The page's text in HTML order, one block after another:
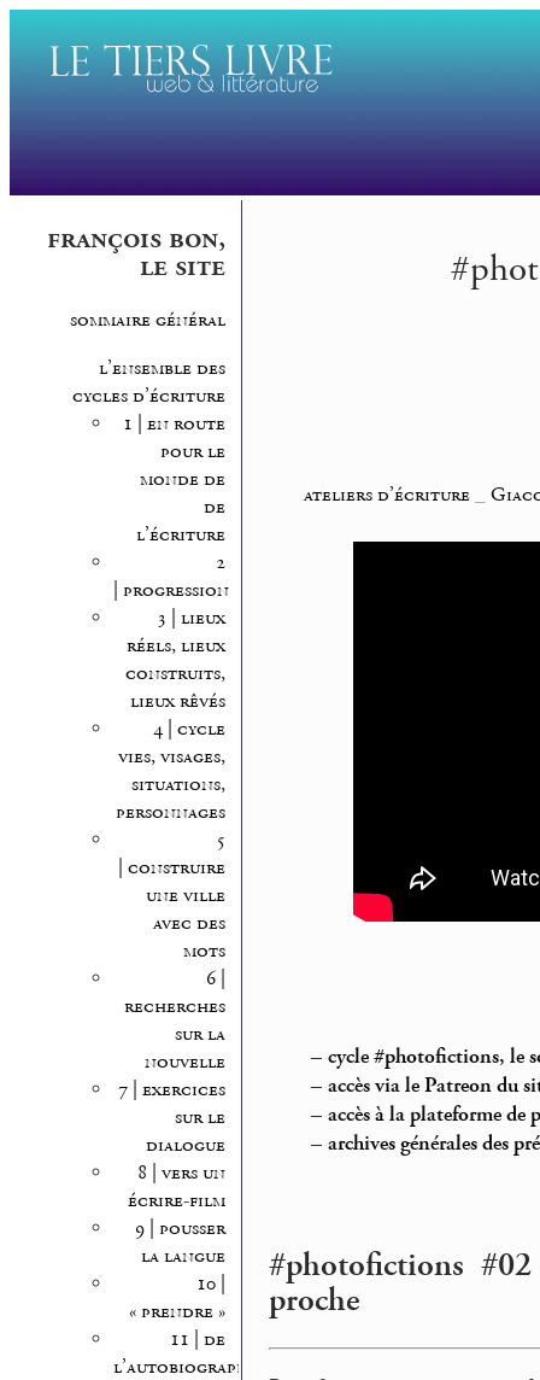
françois bon,
le site
sommaire général
l’ensemble des
cycles d’écriture
1 | en route
pour le
monde de
de
l’écriture
2
| progression
3 | lieux
réels, lieux
construits,
lieux rêvés
4 | cycle
vies, visages,
situations,
personnages
5
| construire
une ville
avec des
mots
6 |
recherches
sur la
nouvelle
7 | exercices
sur le
dialogue
8 | vers un
écrire-film
9 | pousser
la langue
10 |
« prendre »
11 | de
l’autobiographie
ateliers d’écriture_
– cycle #photofictions, le
– accès via le Patreon du
– accès à la plateforme
– archives générales des
#photofictions
proche